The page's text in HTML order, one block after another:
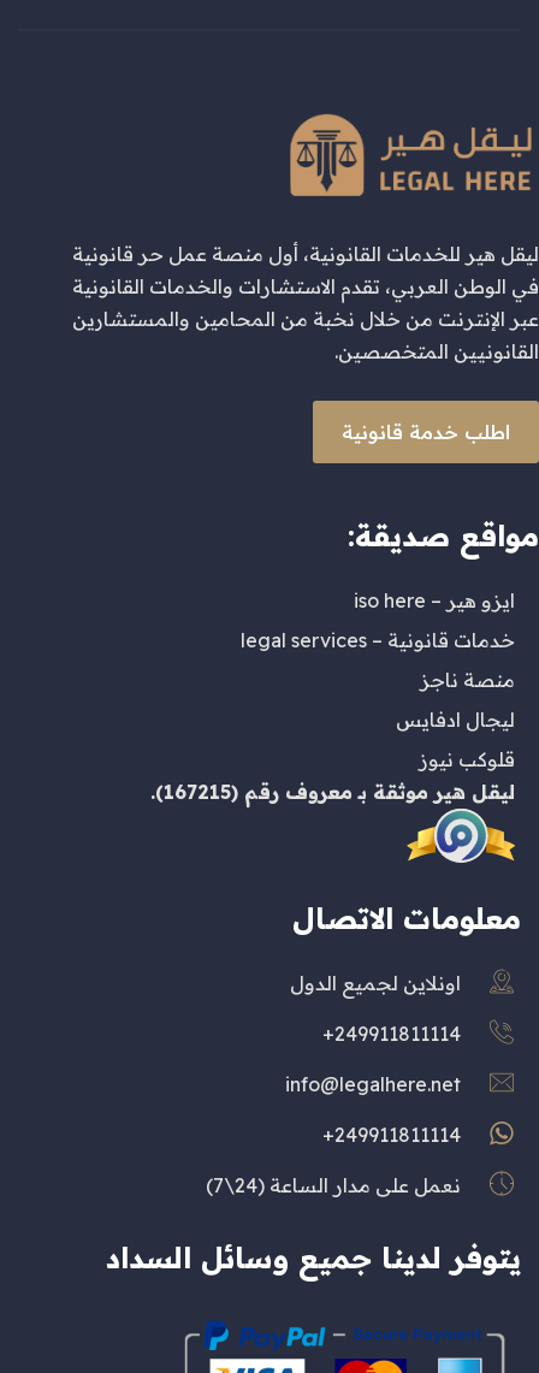
ليقل هير للخدمات القانونية، أول منصة عمل حر قانونية
في الوطن العربي، تقدم الاستشارات والخدمات القانونية
عبر الإنترنت من خلال نخبة من المحامين والمستشارين
القانونيين المتخصصين.
اطلب خدمة قانونية
مواقع صديقة:
ايزو هير – iso here
خدمات قانونية – legal services
منصة ناجز
ليجال ادفايس
قلوكب نيوز
ليقل هير موثقة بـ معروف رقم (167215).
معلومات الاتصال
اونلاين لجميع الدول
249911811114+
info@legalhere.net
249911811114+
نعمل على مدار الساعة (24\7)
يتوفر لدينا جميع وسائل السداد